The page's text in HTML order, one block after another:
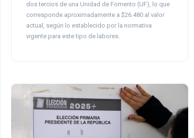
dos tercios de una Unidad de Fomento (UF), lo que
corresponde aproximadamente a $26.480 al valor
actual, según lo establecido por la normativa
vigente para este tipo de labores.